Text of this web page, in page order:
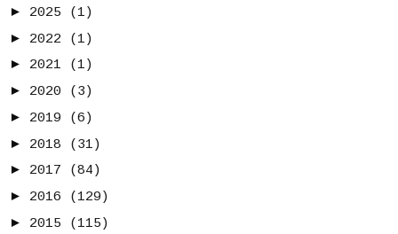
► 2025
(1)
► 2022
(1)
► 2021
(1)
► 2020
(3)
► 2019
(6)
► 2018
(31)
► 2017
(84)
► 2016
(129)
► 2015
(115)